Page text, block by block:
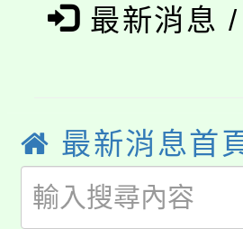
場熱烈登場!
8/21下午1
開!
115年桃園
田徑場及游
桃園市低收
最新消息 /
最新消息首